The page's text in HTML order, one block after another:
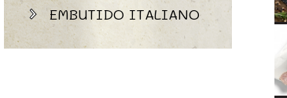
EMBUTIDO ITALIANO